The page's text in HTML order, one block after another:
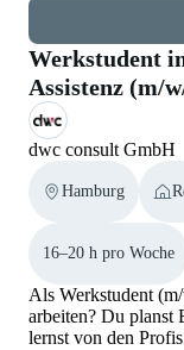
Werkstudent
Assistenz (m/
dwc consult GmbH
Hamburg
16–20 h pro Woche
Als Werkstudent
arbeiten? Du planst
lernst von den